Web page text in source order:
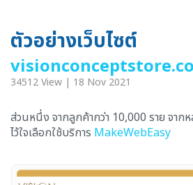
ตัวอย่างเว็บไซต์
34512 View | 18 Nov 2021
ส่วนหนึ่ง จากลูกค้ากว่า 10,000 ราย จาก
ไว้ใจเลือกใช้บริการ MakeWebEasy